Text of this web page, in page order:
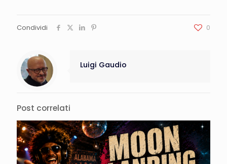
Condividi 0
Luigi Gaudio
Post correlati